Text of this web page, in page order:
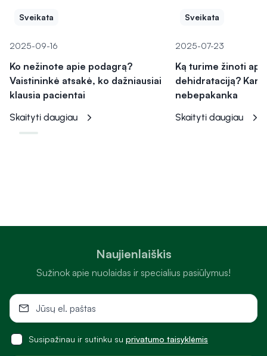
Sveikata
2025-09-16
Ko nežinote apie podagrą?
Vaistininkė atsakė, ko dažniausiai
klausia pacientai
Skaityti daugiau
Sveikata
2025-07-23
Ką turime žinoti
dehidrataciją?
nebepakanka
Skaityti daugiau
Naujienlaiškis
Sužinok apie nuolaidas ir specialius pasiūlymus!
Susipažinau ir sutinku su privatumo taisyklėmis